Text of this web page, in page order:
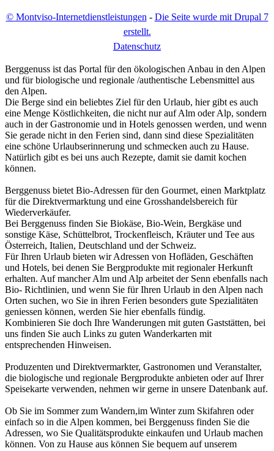
© Montviso-Internetdienstleistungen - Die Seite wurde mit Drupal 7
erstellt.
Datenschutz
Berggenuss ist das Portal für den ökologischen Anbau in den Alpen
und für biologische und regionale /authentische Lebensmittel aus
den Alpen.
Die Berge sind ein beliebtes Ziel für den Urlaub, hier gibt es auch
eine Menge Köstlichkeiten, die nicht nur auf Alm oder Alp, sondern
auch in der Gastronomie und in Hotels genossen werden, und wenn
Sie gerade nicht in den Ferien sind, dann sind diese Spezialitäten
eine schöne Urlaubserinnerung und schmecken auch zu Hause.
Natürlich gibt es bei uns auch Rezepte, damit sie damit kochen
können.
Berggenuss bietet Bio-Adressen für den Gourmet, einen Marktplatz
für die Direktvermarktung und eine Grosshandelsbereich für
Wiederverkäufer.
Bei Berggenuss finden Sie Biokäse, Bio-Wein, Bergkäse und
sonstige Käse, Schüttelbrot, Trockenfleisch, Kräuter und Tee aus
Österreich, Italien, Deutschland und der Schweiz.
Für Ihren Urlaub bieten wir Adressen von Hofläden, Geschäften
und Hotels, bei denen Sie Bergprodukte mit regionaler Herkunft
erhalten. Auf mancher Alm und Alp arbeitet der Senn ebenfalls nach
Bio- Richtlinien, und wenn Sie für Ihren Urlaub in den Alpen nach
Orten suchen, wo Sie in ihren Ferien besonders gute Spezialitäten
geniessen können, werden Sie hier ebenfalls fündig.
Kombinieren Sie doch Ihre Wanderungen mit guten Gaststätten, bei
uns finden Sie auch Links zu guten Wanderkarten mit
entsprechenden Hinweisen.
Produzenten und Direktvermarkter, Gastronomen und Veranstalter,
die biologische und regionale Bergprodukte anbieten oder auf Ihrer
Speisekarte verwenden, nehmen wir gerne in unsere Datenbank auf.
Ob Sie im Sommer zum Wandern,im Winter zum Skifahren oder
einfach so in die Alpen kommen, bei Berggenuss finden Sie die
Adressen, wo Sie Qualitätsprodukte einkaufen und Urlaub machen
können. Von zu Hause aus können Sie bequem auf unserem